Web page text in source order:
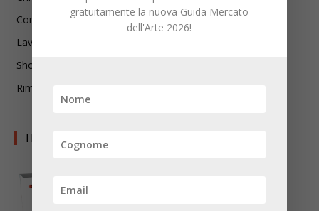
Contatti
Lavora con noi
Shop
Rimani aggiornato!
I LIBRI DI CDT
gratuitamente la nuova Guida Mercato
dell'Arte 2026!